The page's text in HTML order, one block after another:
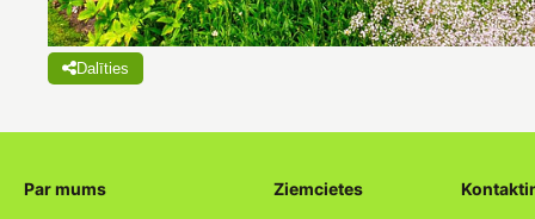
Dalīties
Par mums Ziemcietes